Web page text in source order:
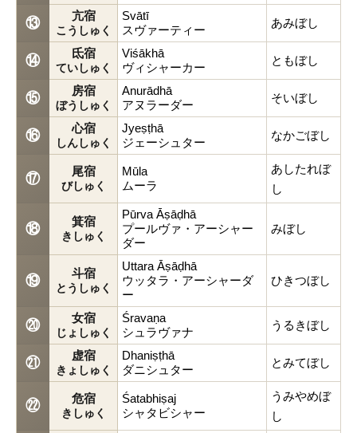
⑬ 亢宿
こうしゅく
Svātī
スヴァーティー
あみぼし
⑭ 氐宿
ていしゅく
Viśākhā
ヴィシャーカー
ともぼし
⑮ 房宿
ぼうしゅく
Anurādhā
アヌラーダー
そいぼし
⑯ 心宿
しんしゅく
Jyeṣṭhā
ジェーシュター
なかごぼし
⑰ 尾宿
びしゅく
Mūla
ムーラ
あしたれぼ
し
⑱ 箕宿
きしゅく
Pūrva Āṣāḍhā
プールヴァ・アーシャー
ダー
みぼし
⑲ 斗宿
とうしゅく
Uttara Āṣāḍhā
ウッタラ・アーシャーダ
ー
ひきつぼし
⑳ 女宿
じょしゅく
Śravaṇa
シュラヴァナ
うるきぼし
㉑ 虚宿
きょしゅく
Dhaniṣṭhā
ダニシュター
とみてぼし
㉒ 危宿
きしゅく
Śatabhiṣaj
シャタビシャー
うみやめぼ
し